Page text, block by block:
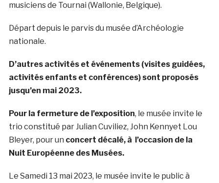
musiciens de Tournai (Wallonie, Belgique).
Départ depuis le parvis du musée d’Archéologie
nationale.
D’autres activités et événements (visites guidées,
activités enfants et conférences) sont proposés
jusqu’en mai 2023.
Pour la fermeture de l’exposition, le musée invite le
trio constitué par Julian Cuviliez, John Kennyet Lou
Bleyer, pour un concert décalé, à l’occasion de la
Nuit Européenne des Musées.
Le Samedi 13 mai 2023, le musée invite le public à